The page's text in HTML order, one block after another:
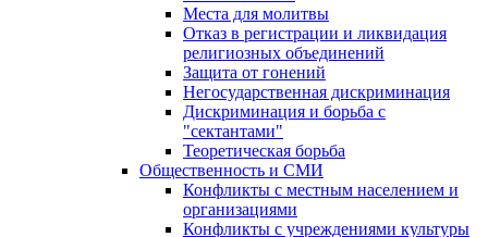
Места для молитвы
Отказ в регистрации и ликвидация
религиозных объединений
Защита от гонений
Негосударственная дискриминация
Дискриминация и борьба с
"сектантами"
Теоретическая борьба
Общественность и СМИ
Конфликты с местным населением и
организациями
Конфликты с учреждениями культуры